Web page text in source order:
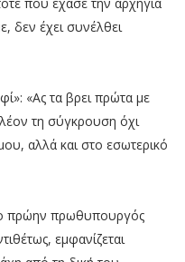
δεν έχει συνέλθει
«Ας τα βρει πρώτα με
τη σύγκρουση όχι
αλλά και στο εσωτερικό
ο πρώην πρωθυπουργός
εμφανίζεται